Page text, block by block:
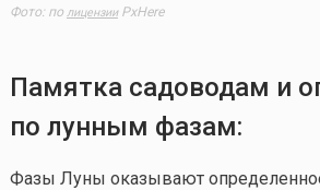
Фото: по лицензииPxHere
Памятка садоводам и
по лунным фазам:
Фазы Луны оказывают